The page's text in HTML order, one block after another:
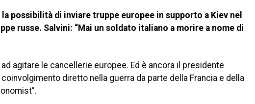
possibilità di inviare truppe europee in supporto a Kiev nel
russe. Salvini: “Mai un soldato italiano a morire a nome di
ad agitare le cancellerie europee. Ed è ancora il presidente
diretto nella guerra da parte della Francia e della